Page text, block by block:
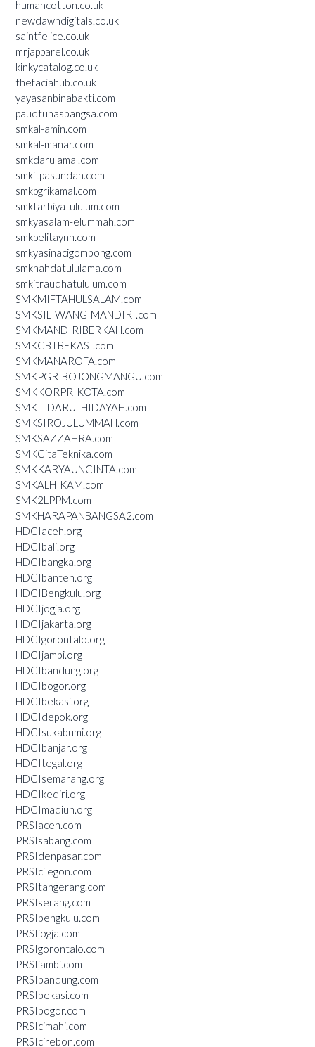
humancotton.co.uk
newdawndigitals.co.uk
saintfelice.co.uk
mrjapparel.co.uk
kinkycatalog.co.uk
thefaciahub.co.uk
yayasanbinabakti.com
paudtunasbangsa.com
smkal-amin.com
smkal-manar.com
smkdarulamal.com
smkitpasundan.com
smkpgrikamal.com
smktarbiyatululum.com
smkyasalam-elummah.com
smkpelitaynh.com
smkyasinacigombong.com
smknahdatululama.com
smkitraudhatululum.com
SMKMIFTAHULSALAM.com
SMKSILIWANGIMANDIRI.com
SMKMANDIRIBERKAH.com
SMKCBTBEKASI.com
SMKMANAROFA.com
SMKPGRIBOJONGMANGU.com
SMKKORPRIKOTA.com
SMKITDARULHIDAYAH.com
SMKSIROJULUMMAH.com
SMKSAZZAHRA.com
SMKCitaTeknika.com
SMKKARYAUNCINTA.com
SMKALHIKAM.com
SMK2LPPM.com
SMKHARAPANBANGSA2.com
HDCIaceh.org
HDCIbali.org
HDCIbangka.org
HDCIbanten.org
HDCIBengkulu.org
HDCIjogja.org
HDCIjakarta.org
HDCIgorontalo.org
HDCIjambi.org
HDCIbandung.org
HDCIbogor.org
HDCIbekasi.org
HDCIdepok.org
HDCIsukabumi.org
HDCIbanjar.org
HDCItegal.org
HDCIsemarang.org
HDCIkediri.org
HDCImadiun.org
PRSIaceh.com
PRSIsabang.com
PRSIdenpasar.com
PRSIcilegon.com
PRSItangerang.com
PRSIserang.com
PRSIbengkulu.com
PRSIjogja.com
PRSIgorontalo.com
PRSIjambi.com
PRSIbandung.com
PRSIbekasi.com
PRSIbogor.com
PRSIcimahi.com
PRSIcirebon.com